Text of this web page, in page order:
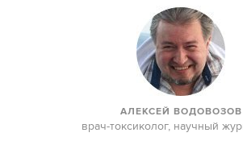
АЛЕКСЕЙ ВОДОВОЗОВ
врач-токсиколог, научный